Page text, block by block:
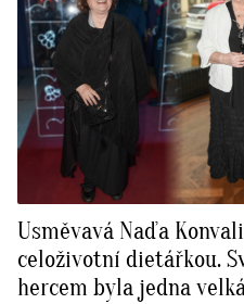
Usměvavá Naďa
celoživotní dietářkou.
hercem byla jedna